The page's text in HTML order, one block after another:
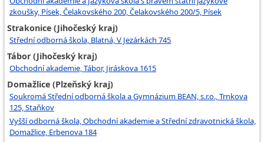
zkoušky, Písek, Čelakovského 200, Čelakovského 200/5, Písek
Strakonice (Jihočeský kraj)
Střední odborná škola, Blatná, V Jezárkách 745
Tábor (Jihočeský kraj)
Obchodní akademie, Tábor, Jiráskova 1615
Domažlice (Plzeňský kraj)
Soukromá Střední odborná škola a Gymnázium BEAN, s.r.o., Trnkova
125, Staňkov
Vyšší odborná škola, Obchodní akademie a Střední zdravotnická škola,
Domažlice, Erbenova 184